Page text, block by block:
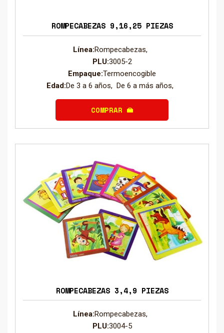
ROMPECABEZAS 9,16,25 PIEZAS
Línea:Rompecabezas,
PLU:3005-2
Empaque:Termoencogible
Edad:De 3 a 6 años, De 6 a más años,
COMPRAR
ROMPECABEZAS 3,4,9 PIEZAS
Línea:Rompecabezas,
PLU:3004-5